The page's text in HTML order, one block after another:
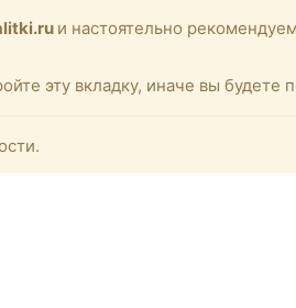
и настоятельно рекомендуем
эту вкладку, иначе вы